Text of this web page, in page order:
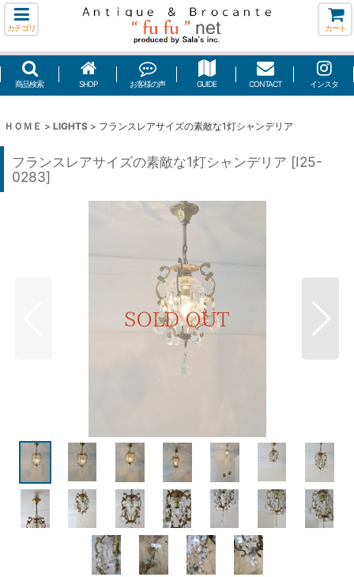
カテゴリ カート
商品検索 SHOP お客様の声 GUIDE CONTACT インスタ
ＨＯＭＥ > LIGHTS > フランスレアサイズの素敵な1灯シャンデリア
フランスレアサイズの素敵な1灯シャンデリア [I25-
0283]